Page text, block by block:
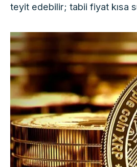
teyit edebilir; tabii fiyat kısa